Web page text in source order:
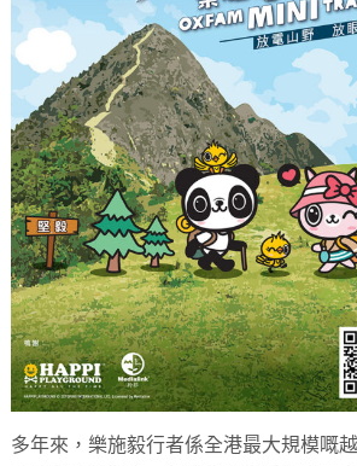
多年來，樂施毅行者係全港最大規模嘅